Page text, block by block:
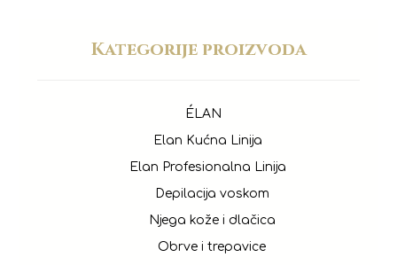
Kategorije proizvoda
ÉLAN
Elan Kućna Linija
Elan Profesionalna Linija
Depilacija voskom
Njega kože i dlačica
Obrve i trepavice